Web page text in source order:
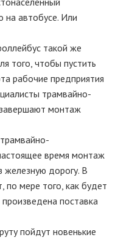
на автобусе. Или
такой же
того, чтобы пустить
рабочие предприятия
трамвайно-
монтаж
время монтаж
железную дорогу. В
мере того, как будет
поставка
пойдут новенькие